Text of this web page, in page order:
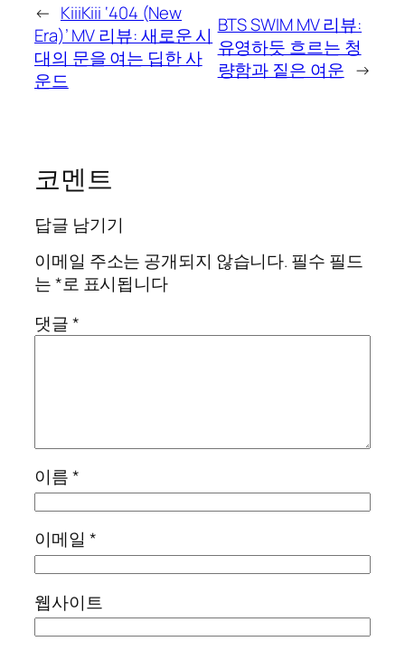
← KiiiKiii ‘404 (New
Era)’ MV 리뷰: 새로운 시
대의 문을 여는 딥한 사
운드
BTS SWIM MV 리뷰:
유영하듯 흐르는 청
량함과 짙은 여운 →
코멘트
답글 남기기
이메일 주소는 공개되지 않습니다. 필수 필드
는*로 표시됩니다
댓글*
이름*
이메일 *
웹사이트